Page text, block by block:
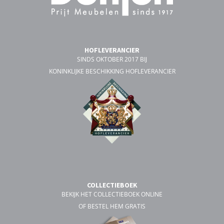
HOFLEVERANCIER
SINDS OKTOBER 2017 BIJ
KONINKLIJKE BESCHIKKING HOFLEVERANCIER
COLLECTIEBOEK
BEKIJK HET COLLECTIEBOEK ONLINE
OF BESTEL HEM GRATIS